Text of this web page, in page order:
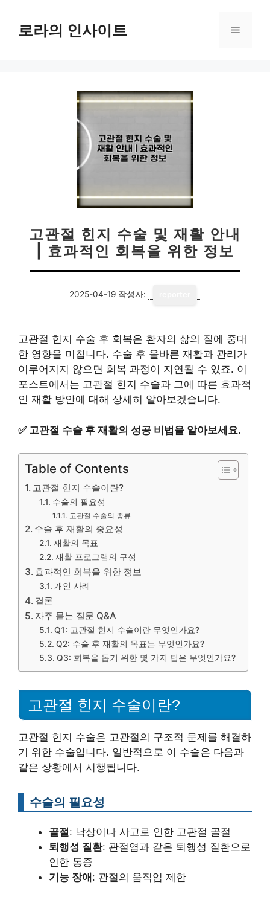
로라의 인사이트 메
고관절 힌지 수술 및 재활 안내
| 효과적인 회복을 위한 정보
2025-04-19 작성자:
고관절 힌지 수술 후 회복은 환자의 삶의 질에 중대
한 영향을 미칩니다. 수술 후 올바른 재활과 관리가
이루어지지 않으면 회복 과정이 지연될 수 있죠. 이
포스트에서는 고관절 힌지 수술과 그에 따른 효과적
인 재활 방안에 대해 상세히 알아보겠습니다.
✅ 고관절 수술 후 재활의 성공 비법을 알아보세요.
Table of Contents
고관절 힌지 수술이란?
수술의 필요성
고관절 수술의 종류
수술 후 재활의 중요성
재활의 목표
재활 프로그램의 구성
효과적인 회복을 위한 정보
개인 사례
결론
자주 묻는 질문 Q&A
Q1: 고관절 힌지 수술이란 무엇인가요?
Q2: 수술 후 재활의 목표는 무엇인가요?
Q3: 회복을 돕기 위한 몇 가지 팁은 무엇인가요?
고관절 힌지 수술이란?
고관절 힌지 수술은 고관절의 구조적 문제를 해결하
기 위한 수술입니다. 일반적으로 이 수술은 다음과
같은 상황에서 시행됩니다.
수술의 필요성
골절: 낙상이나 사고로 인한 고관절 골절
퇴행성 질환: 관절염과 같은 퇴행성 질환으로
인한 통증
기능 장애: 관절의 움직임 제한